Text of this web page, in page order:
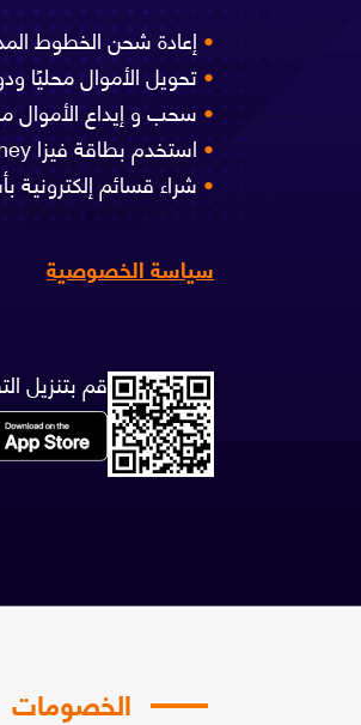
• إعادة شحن الخطوط
•تحويل الأموال محليًا
• سحب و إيداع
• استخدم بطاقة فيزا Orange Money للتسوق في أي مكان
• شراء قسائم إلكترونية
سياسة الخصوصية
قم بتنزيل
الخصومات